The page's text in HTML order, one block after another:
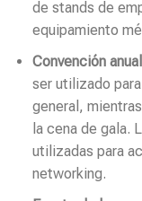
de stands de
equipamiento
Convención
ser utilizado
general,
la cena de gala.
utilizadas para
networking.